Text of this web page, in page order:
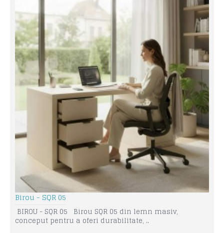
Birou - SQR 05
BIROU - SQR 05 Birou SQR 05 din lemn masiv,
conceput pentru a oferi durabilitate, ..